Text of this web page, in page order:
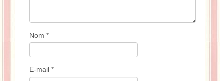
Nom *
E-mail *